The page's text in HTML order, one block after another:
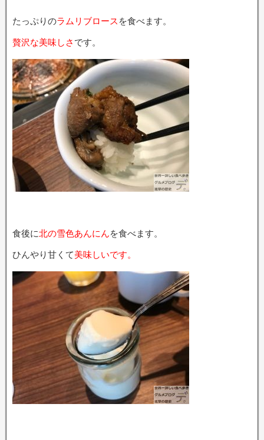
たっぷりのラムリブロース を食べます。
贅沢な美味しさ です。
食後に北の雪色あんにんを食べます。
ひんやり甘くて美味しいです。